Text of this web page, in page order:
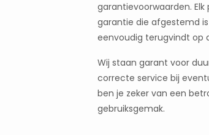
garantievoorwaarden.
garantie die afgestemd
eenvoudig terugvindt op
Wij staan garant voor
correcte service bij
ben je zeker van een
gebruiksgemak.